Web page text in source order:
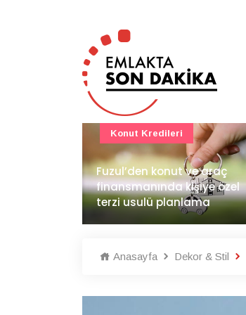
İv Kandilli'de yaşam
yakında başlıyor
Konut Projeleri
Anasayfa Dekor & Stil